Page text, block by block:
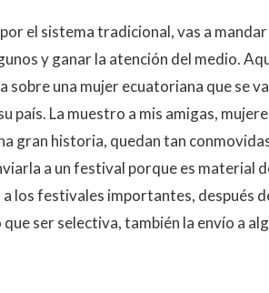
el sistema tradicional, vas a
y ganar la atención del medio.
sobre una mujer ecuatoriana que se
país. La muestro a mis amigas,
gran historia, quedan tan
a un festival porque es material
los festivales importantes, después
ser selectiva, también la envío a